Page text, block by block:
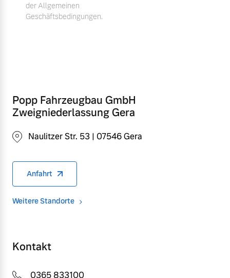
der Allgemeinen
Geschäftsbedingungen.
Popp Fahrzeugbau GmbH
Zweigniederlassung Gera
Naulitzer Str. 53 | 07546 Gera
Anfahrt
Weitere Standorte
Kontakt
0365 833100